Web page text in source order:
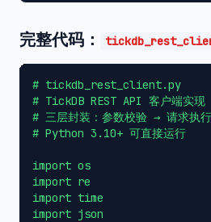
完整代码：
# tickdb_rest_client.py
# TickDB REST API 客户端实现
# 三层封装：参数校验 → 请求执
# Python 3.10+ 可直接运行
import os
import re
import time
import json